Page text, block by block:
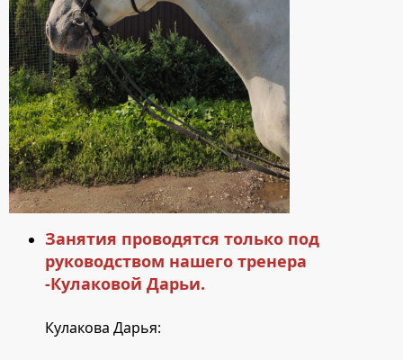
Занятия проводятся только под
руководством нашего тренера
-Кулаковой Дарьи.
Кулакова Дарья: